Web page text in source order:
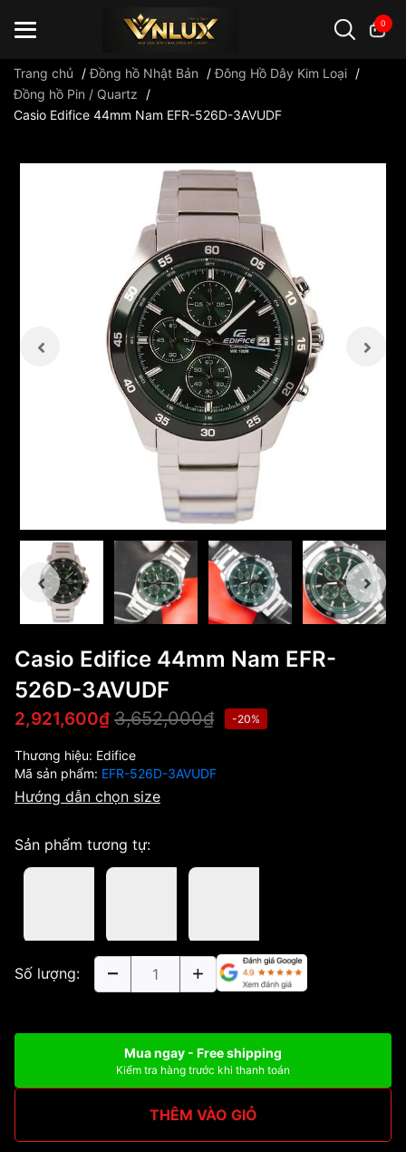
0
Đồng hồ casio đồng hồ G-Shock đồng hồ Orient
Trang chủ /Đồng hồ Nhật Bản /Đông Hồ Dây Kim Loại /
Đồng hồ Pin / Quartz
/
Casio Edifice 44mm Nam EFR-526D-3AVUDF
Casio Edifice 44mm Nam EFR-
526D-3AVUDF
2,921,600₫ 3,652,000₫ -20%
Thương hiệu: Edifice
Mã sản phẩm: EFR-526D-3AVUDF
Hướng dẫn chọn size
Sản phẩm tương tự:
Số lượng:
Mua ngay - Free shipping
Kiểm tra hàng trước khi thanh toán
THÊM VÀO GIỎ